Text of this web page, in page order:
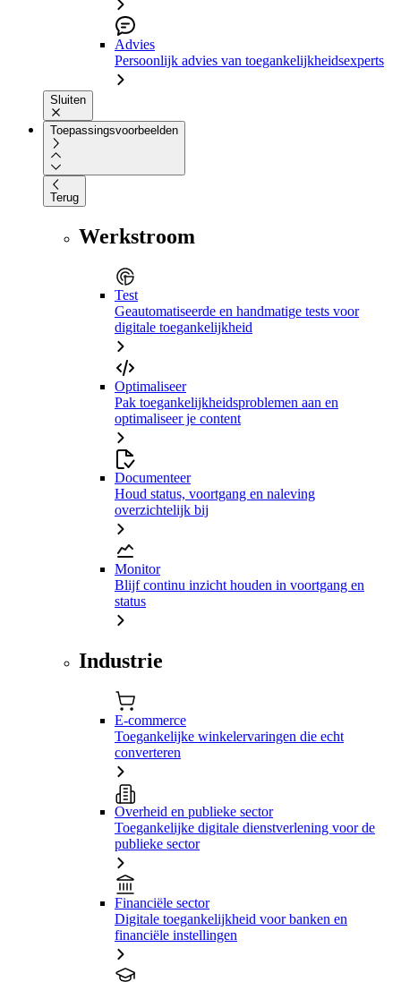
Advies
Persoonlijk advies van toegankelijkheidsexperts
Sluiten
Toepassingsvoorbeelden
Terug
Werkstroom
Test
Geautomatiseerde en handmatige tests voor
digitale toegankelijkheid
Optimaliseer
Pak toegankelijkheidsproblemen aan en
optimaliseer je content
Documenteer
Houd status, voortgang en naleving
overzichtelijk bij
Monitor
Blijf continu inzicht houden in voortgang en
status
Industrie
E-commerce
Toegankelijke winkelervaringen die echt
converteren
Overheid en publieke sector
Toegankelijke digitale dienstverlening voor de
publieke sector
Financiële sector
Digitale toegankelijkheid voor banken en
financiële instellingen